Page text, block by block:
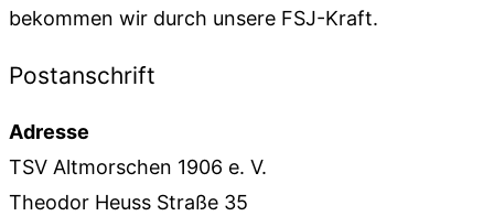
bekommen wir durch unsere FSJ-Kraft.
Postanschrift
Adresse
TSV Altmorschen 1906 e. V.
Theodor Heuss Straße 35